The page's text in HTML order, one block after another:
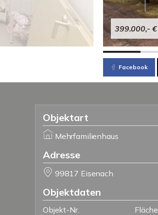
399.000,- €
Facebook
Objektart
Mehrfamilienhaus
Adresse
99817 Eisenach
Objektdaten
Objekt-Nr.
Fläche